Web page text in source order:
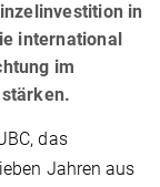
in
international
im
das
Jahren aus